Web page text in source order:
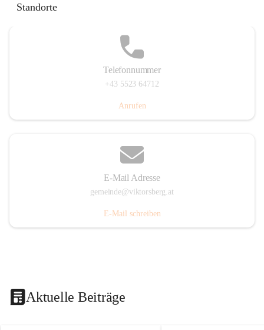
Standorte
Telefonnummer
+43 5523 64712
Anrufen
E-Mail Adresse
gemeinde@viktorsberg.at
E-Mail schreiben
Aktuelle Beiträge